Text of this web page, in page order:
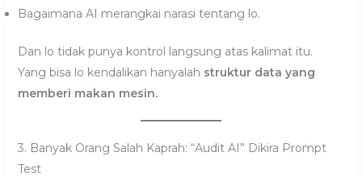
Bagaimana AI merangkai narasi tentang lo.
Dan lo tidak punya kontrol langsung atas kalimat itu.
Yang bisa lo kendalikan hanyalah struktur data yang
memberi makan mesin.
3. Banyak Orang Salah Kaprah: “Audit AI” Dikira Prompt
Test